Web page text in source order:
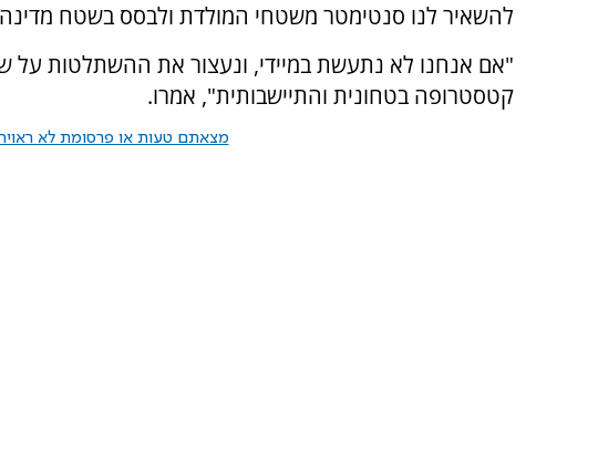
להשאיר לנו סנטימטר משטחי המולדת ולבסס בשטח
"אם אנחנו לא נתעשת במיידי, ונעצור את ההשתלטות על
קטסטרופה בטחונית והתיישבותית", אמרו.
מצאתם טעות או פרסומת לא